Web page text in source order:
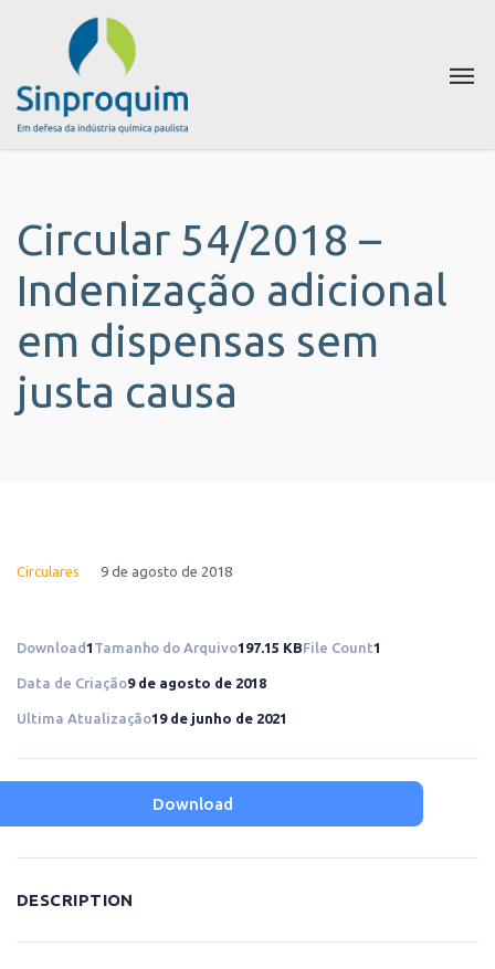
Circular 54/2018 –
Indenização adicional
em dispensas sem
justa causa
Circulares 9 de agosto de 2018
Download1 Tamanho do Arquivo197.15 KBFile Count1
Data de Criação9 de agosto de 2018
Ultima Atualização19 de junho de 2021
Download
DESCRIPTION